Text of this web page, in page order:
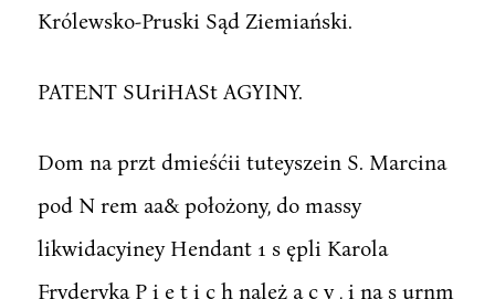
Królewsko-Pruski Sąd Ziemiański.
PATENT SUriHASt AGYINY.
Dom na przt dmieśćii tuteyszein S. Marcina
pod N rem aa& położony, do massy
likwidacyiney Hendant 1 s ępli Karola
Fryderyka P i e t i c h należ ą c y , i na s urnm